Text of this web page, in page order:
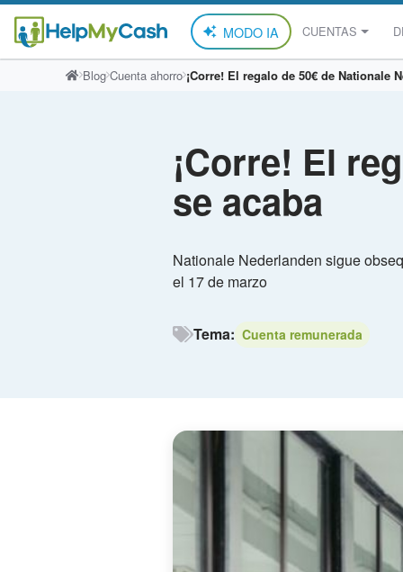
MODO IA CUENTAS
Blog Cuenta ahorro ¡Corre! El regalo de 50€ de Nationale
¡Corre! El
se acaba
Nationale Nederlanden sigue
el 17 de marzo
Tema: Cuenta remunerada